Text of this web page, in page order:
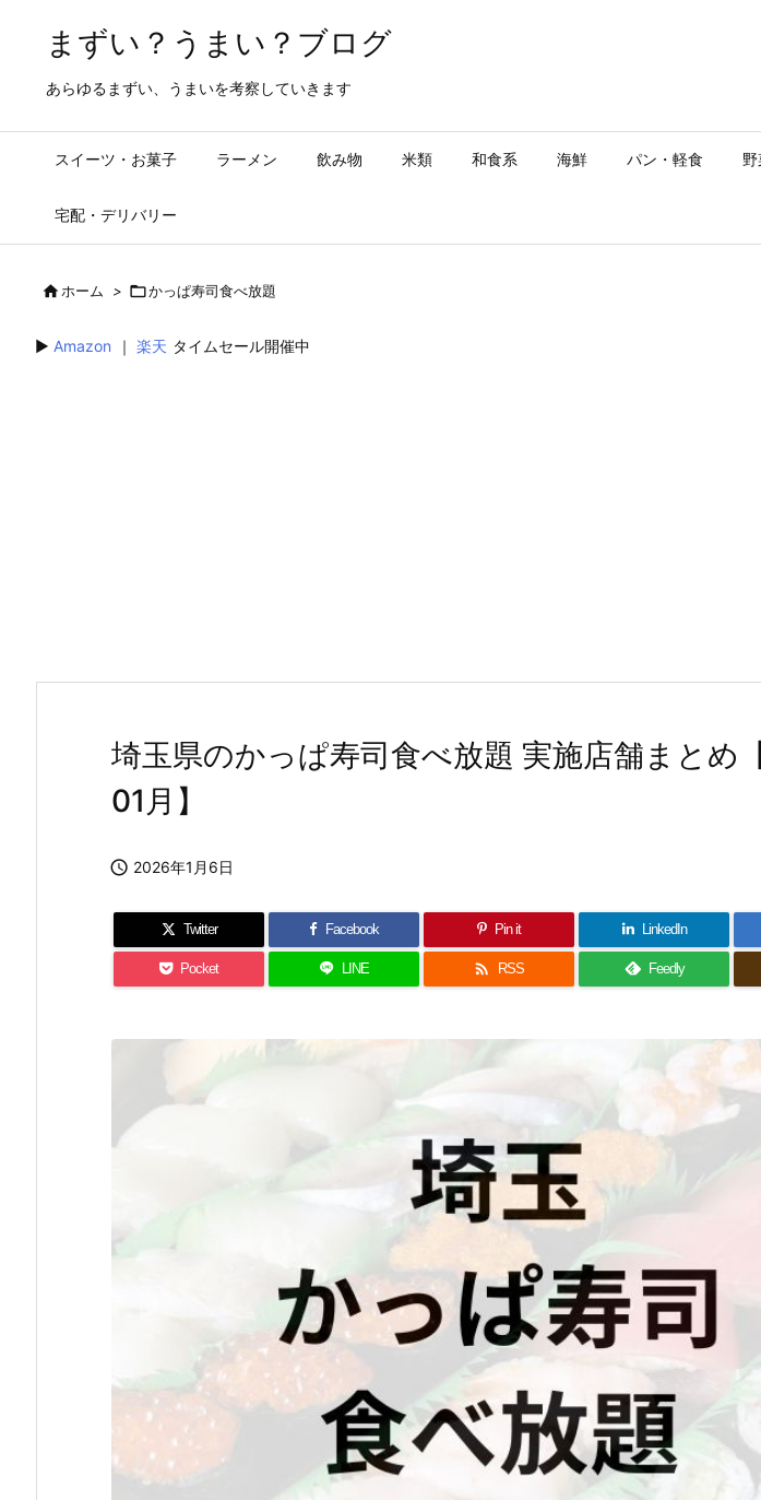
まずい？うまい？ブログ
あらゆるまずい、うまいを考察していきます
スイーツ・お菓子 ラーメン 飲み物 米類 和食系 海鮮 パン・軽食
宅配・デリバリー
ホーム > かっぱ寿司食べ放題
▶︎ Amazon ｜ 楽天 タイムセール開催中
埼玉県のかっぱ寿司食べ放題 実施店舗まとめ
01月】
 2026年1月6日
Twitter Facebook Pin it LinkedIn
Pocket LINE  RSS Feedly